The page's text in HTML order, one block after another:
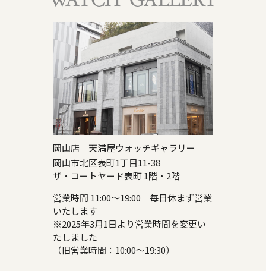
岡山店｜天満屋ウォッチギャラリー
岡山市北区表町1丁目11-38
ザ・コートヤード表町 1階・2階
営業時間 11:00～19:00 毎日休まず営業
いたします
※2025年3月1日より営業時間を変更い
たしました
（旧営業時間：10:00～19:30）